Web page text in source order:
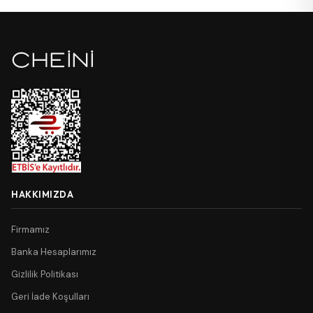
HAKKIMIZDA
Firmamız
Banka Hesaplarımız
Gizlilik Politikası
Geri İade Koşulları